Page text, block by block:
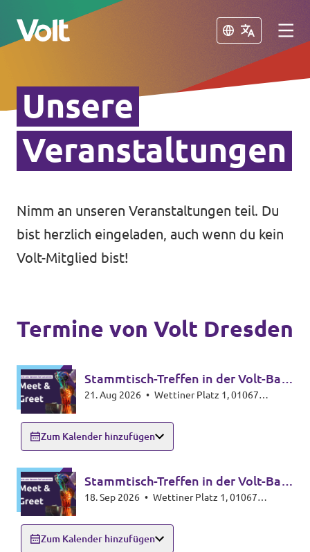
Schließen
Volt in Sachsen
Volt Sachsen
Volt Leipzig
Volt Chemnitz
Volt in Deutschland
Volt in deinem Bundesland
Schließen
Programm
Über Volt
Menschen
Unsere Events
Volt im Dresdner Stadtrat
Presse
Volt vor Ort
Mache bei uns mit!
Unsere
Veranstaltungen
Nimm an unseren Veranstaltungen teil. Du
bist herzlich eingeladen, auch wenn du kein
Volt-Mitglied bist!
Termine von Volt Dresden
Stammtisch-Treffen in der Volt-Bar
🍸🥃
21. Aug 2026 •
Zum Kalender hinzufügen
Stammtisch-Treffen in der Volt-Bar
🍸🥃
18. Sep 2026 •
Zum Kalender hinzufügen